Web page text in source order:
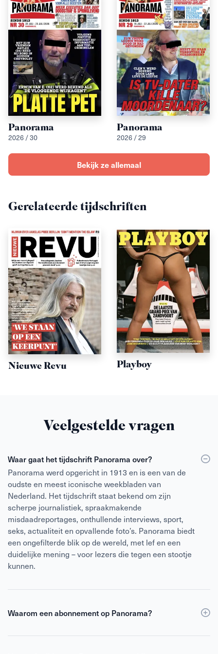
Panorama
2026 / 30
Panorama
2026 / 29
Bekijk ze allemaal
Gerelateerde tijdschriften
Nieuwe Revu Playboy
Veelgestelde vragen
Waar gaat het tijdschrift Panorama over?
Panorama werd opgericht in 1913 en is een van de
oudste en meest iconische weekbladen van
Nederland. Het tijdschrift staat bekend om zijn
scherpe journalistiek, spraakmakende
misdaadreportages, onthullende interviews, sport,
seks, actualiteit en opvallende foto’s. Panorama biedt
een ongefilterde blik op de wereld, met lef en een
duidelijke mening – voor lezers die tegen een stootje
kunnen.
Waarom een abonnement op Panorama?
Een abonnement op Panorama is voordeliger dan